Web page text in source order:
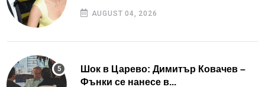
AUGUST 04, 2026
Шок в Царево: Димитър Ковачев –
Фънки се нанесе в...